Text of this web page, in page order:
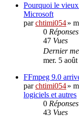
Pourquoi le
Microsoft
parchtimi054»
0 Réponses
47 Vues
Dernier
mer. 5
FFmpeg 9.0
parchtimi054»
logiciels et autres
0 Réponses
43 Vues